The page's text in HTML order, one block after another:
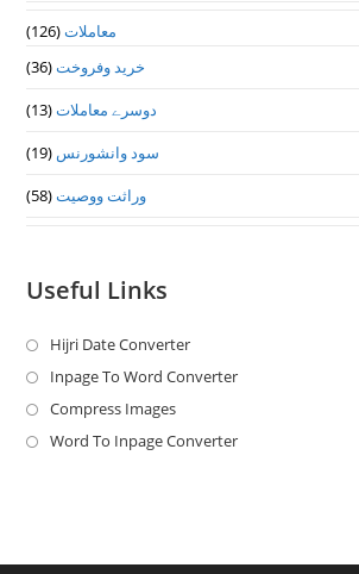
معاملات(126)
خرید وفروخت(36)
دوسرے معاملات(13)
سود وانشورنس (19)
وراثت ووصيت(58)
Useful Links
Hijri Date ConverterOpens
in
new
Inpage To Word ConverterOpens
a
Compress ImagesOpens
in
Word To Inpage ConverterOpens
tab